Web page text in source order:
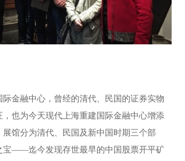
际金融中心，曾经的清代、民国的证券实物
，也为今天现代上海重建国际金融中心增添
展馆分为清代、民国及新中国时期三个部
宝——迄今发现存世最早的中国股票开平矿